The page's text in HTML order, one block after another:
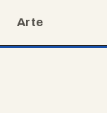
Arte